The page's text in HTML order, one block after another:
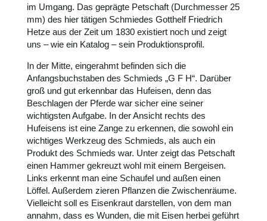
im Umgang. Das geprägte Petschaft (Durchmesser 25
mm) des hier tätigen Schmiedes Gotthelf Friedrich
Hetze aus der Zeit um 1830 existiert noch und zeigt
uns – wie ein Katalog – sein Produktionsprofil.
In der Mitte, eingerahmt befinden sich die
Anfangsbuchstaben des Schmieds „G F H“. Darüber
groß und gut erkennbar das Hufeisen, denn das
Beschlagen der Pferde war sicher eine seiner
wichtigsten Aufgabe. In der Ansicht rechts des
Hufeisens ist eine Zange zu erkennen, die sowohl ein
wichtiges Werkzeug des Schmieds, als auch ein
Produkt des Schmieds war. Unter zeigt das Petschaft
einen Hammer gekreuzt wohl mit einem Bergeisen.
Links erkennt man eine Schaufel und außen einen
Löffel. Außerdem zieren Pflanzen die Zwischenräume.
Vielleicht soll es Eisenkraut darstellen, von dem man
annahm, dass es Wunden, die mit Eisen herbei geführt